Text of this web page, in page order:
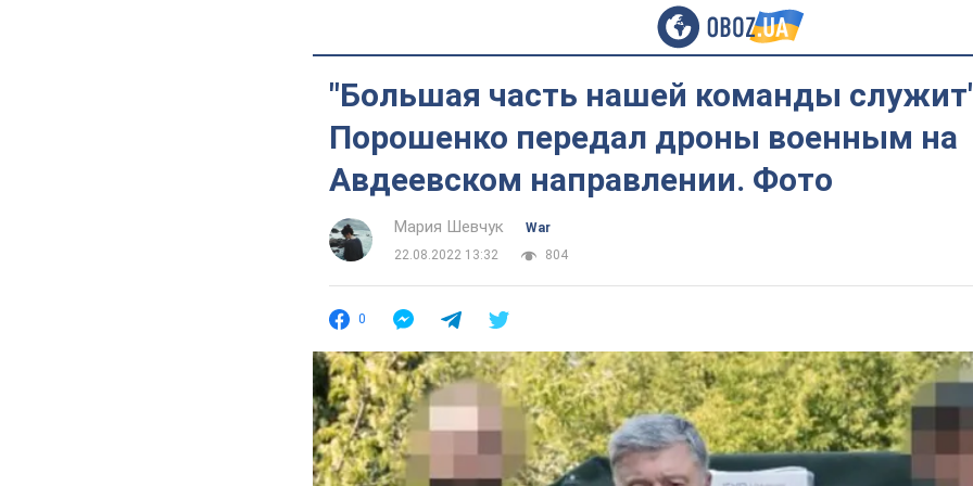
"Большая часть нашей команды
Порошенко передал дроны военным на
Авдеевском направлении. Фото
Мария Шевчук
War
22.08.2022 13:32
804
0